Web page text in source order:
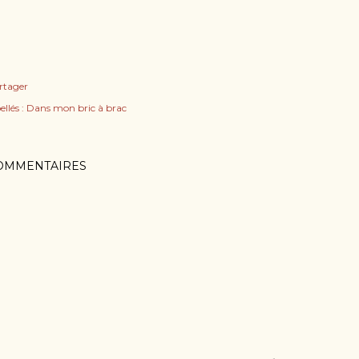
: Dans mon bric à brac